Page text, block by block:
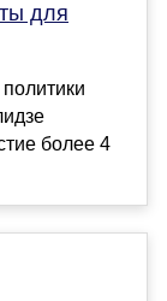
для
более 4